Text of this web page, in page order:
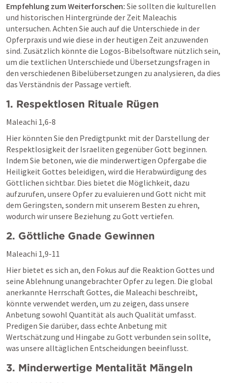
Empfehlung zum Weiterforschen: Sie sollten die kulturellen
und historischen Hintergründe der Zeit Maleachis
untersuchen. Achten Sie auch auf die Unterschiede in der
Opferpraxis und wie diese in der heutigen Zeit anzuwenden
sind. Zusätzlich könnte die Logos-Bibelsoftware nützlich sein,
um die textlichen Unterschiede und Übersetzungsfragen in
den verschiedenen Bibelübersetzungen zu analysieren, da dies
das Verständnis der Passage vertieft.
1. Respektlosen Rituale Rügen
Maleachi 1,6-8
Hier könnten Sie den Predigtpunkt mit der Darstellung der
Respektlosigkeit der Israeliten gegenüber Gott beginnen.
Indem Sie betonen, wie die minderwertigen Opfergabe die
Heiligkeit Gottes beleidigen, wird die Herabwürdigung des
Göttlichen sichtbar. Dies bietet die Möglichkeit, dazu
aufzurufen, unsere Opfer zu evaluieren und Gott nicht mit
dem Geringsten, sondern mit unserem Besten zu ehren,
wodurch wir unsere Beziehung zu Gott vertiefen.
2. Göttliche Gnade Gewinnen
Maleachi 1,9-11
Hier bietet es sich an, den Fokus auf die Reaktion Gottes und
seine Ablehnung unangebrachter Opfer zu legen. Die global
anerkannte Herrschaft Gottes, die Maleachi beschreibt,
könnte verwendet werden, um zu zeigen, dass unsere
Anbetung sowohl Quantität als auch Qualität umfasst.
Predigen Sie darüber, dass echte Anbetung mit
Wertschätzung und Hingabe zu Gott verbunden sein sollte,
was unsere alltäglichen Entscheidungen beeinflusst.
3. Minderwertige Mentalität Mängeln